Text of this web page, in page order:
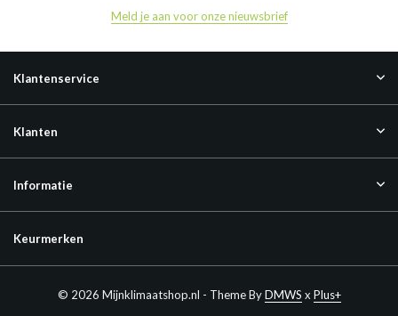
Meld je aan voor onze nieuwsbrief
Klantenservice
Klanten
Informatie
Keurmerken
© 2026 Mijnklimaatshop.nl - Theme ByDMWS x Plus+